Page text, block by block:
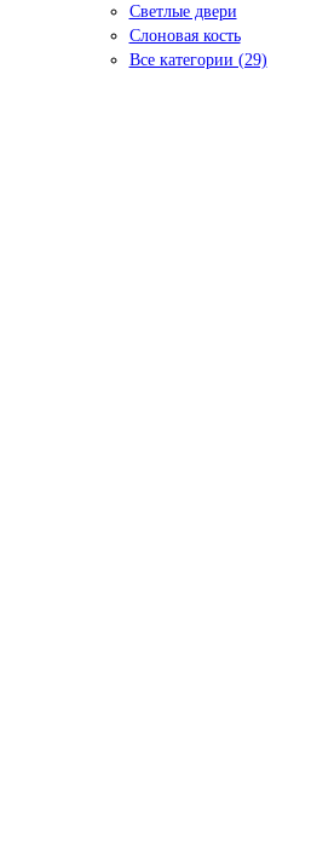
Светлые двери
Слоновая кость
Все категории (29)